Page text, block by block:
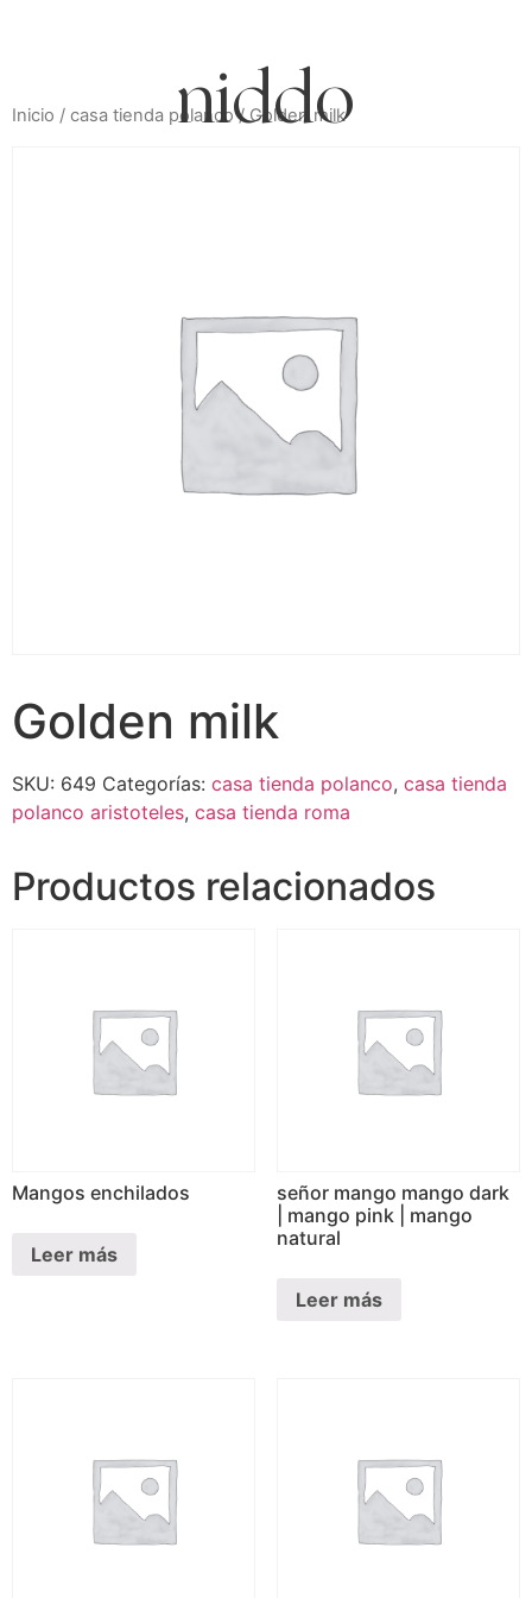
cdmx
Inicio / casa tienda polanco/ Golden milk
Golden milk
SKU: 649 Categorías: casa tienda polanco, casa tienda
polanco aristoteles, casa tienda roma
Productos relacionados
Mangos enchilados
Leer más
señor mango mango dark
| mango pink | mango
natural
Leer más